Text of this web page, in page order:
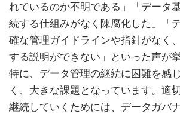
れているのか不明である」「データ
続する仕組みがなく陳腐化した」「
確な管理ガイドラインや指針がなく
する説明ができない」といった声が
特に、データ管理の継続に困難を感
く、大きな課題となっています。適
継続していくためには、データガバ